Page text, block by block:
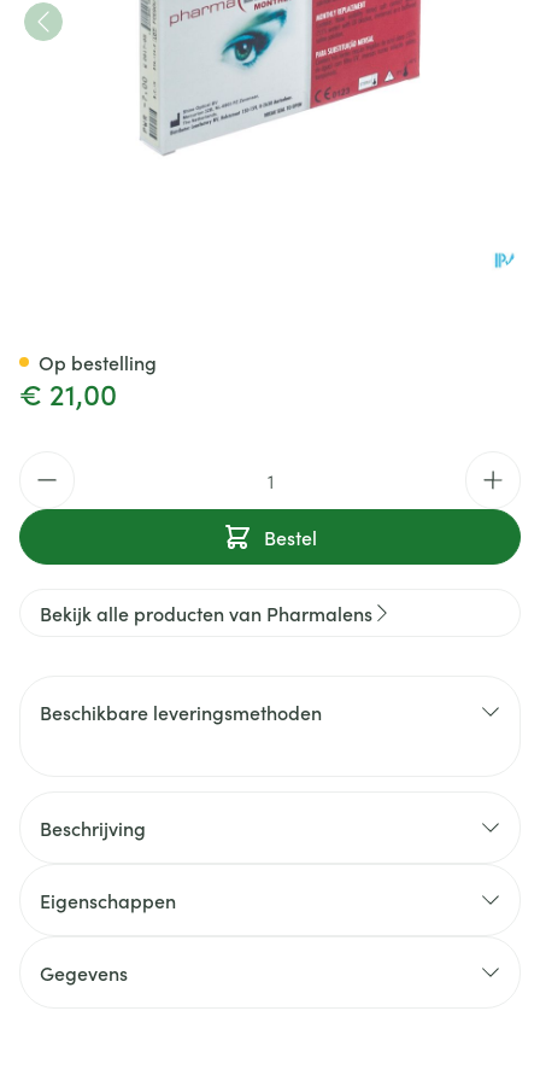
€ 21,00
Bestel
Op bestelling
Bekijk alle producten van Pharmalens
Beschikbare leveringsmethoden
Beschrijving
Eigenschappen
Gegevens